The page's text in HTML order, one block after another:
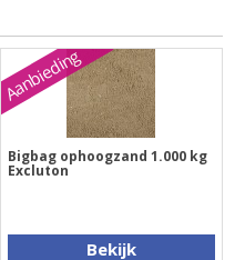
Aanbieding
Bigbag ophoogzand 1.000 kg
Excluton
Bekijk